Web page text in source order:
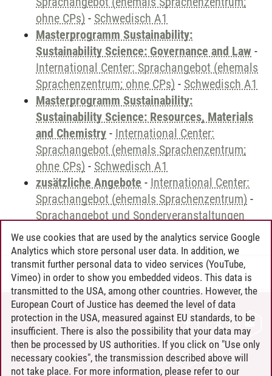
ohne CPs) - Schwedisch A1
Masterprogramm Sustainability:
Sustainability Science: Governance and Law -
International Center: Sprachangebot (ehemals
Sprachenzentrum; ohne CPs) - Schwedisch A1
Masterprogramm Sustainability:
Sustainability Science: Resources, Materials
and Chemistry - International Center:
Sprachangebot (ehemals Sprachenzentrum;
ohne CPs) - Schwedisch A1
zusätzliche Angebote - International Center:
Sprachangebot (ehemals Sprachenzentrum) -
Sprachangebot und Sonderveranstaltungen
Andreea Tribel 30.06.2024
CONTACT
LEUPHANA AS EMPLOYER
INTRANET
SITE NOTICE
We use cookies that are used by the analytics service Google
Analytics which store personal user data. In addition, we
transmit further personal data to video services (YouTube,
Vimeo) in order to show you embedded videos. This data is
transmitted to the USA, among other countries. However, the
European Court of Justice has deemed the level of data
protection in the USA, measured against EU standards, to be
insufficient. There is also the possibility that your data may
then be processed by US authorities. If you click on "Use only
necessary cookies", the transmission described above will
not take place. For more information, please refer to our